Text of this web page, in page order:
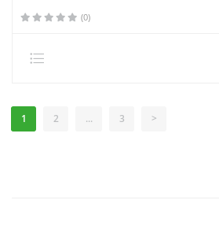
(0)
1 2 ... 3 >